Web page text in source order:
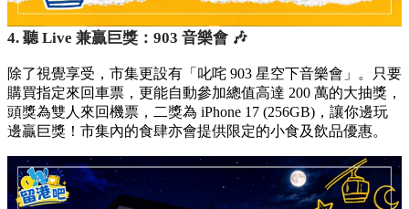
4. 聽 Live 兼贏巨獎：903 音樂會 🎶
除了視覺享受，市集更設有「叱咤 903 星空下音樂會」。只要
購買指定來回車票，更能自動參加總值高達 200 萬的大抽獎，
頭獎為雙人來回機票，二獎為 iPhone 17 (256GB)，讓你邊玩
邊贏巨獎！市集內的食肆亦會提供限定的小食及飲品優惠。